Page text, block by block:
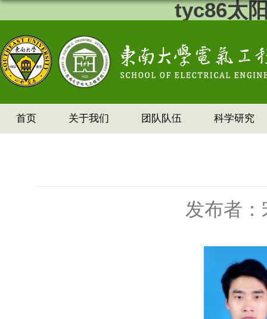
tyc86太
首页 关于我们 团队队伍 科学研究
发布者：